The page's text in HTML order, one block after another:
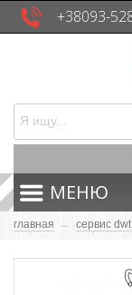
+38093-
МЕНЮ
главная → сервис dwt